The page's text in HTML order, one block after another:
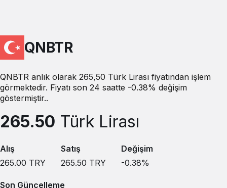
QNBTR
QNBTR anlık olarak 265,50 Türk Lirası fiyatından işlem
görmektedir. Fiyatı son 24 saatte -0.38% değişim
göstermiştir..
265.50 Türk Lirası
Alış
265.00 TRY
Satış
265.50 TRY
Değişim
-0.38%
Son Güncelleme